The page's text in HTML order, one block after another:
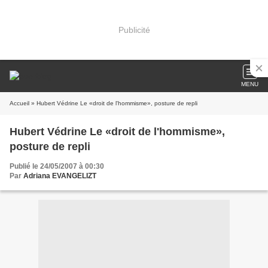
Publicité
MENU
Accueil » Hubert Védrine Le «droit de l'hommisme», posture de repli
Hubert Védrine Le «droit de l'hommisme»,
posture de repli
Publié le 24/05/2007 à 00:30
Par Adriana EVANGELIZT